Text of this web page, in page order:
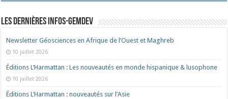
Les dernières Infos-Gemdev
Newsletter Géosciences en Afrique de l’Ouest et Maghreb
10 juillet 2026
Éditions L’Harmattan : Les nouveautés en monde hispanique & lusophone
10 juillet 2026
Éditions L’Harmattan : nouveautés sur l’Asie